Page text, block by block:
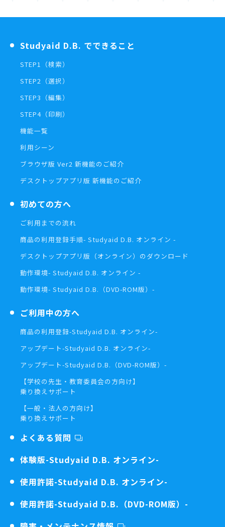
Studyaid D.B. でできること
STEP1（検索）
STEP2（選択）
STEP3（編集）
STEP4（印刷）
機能一覧
利用シーン
ブラウザ版 Ver2 新機能のご紹介
デスクトップアプリ版 新機能のご紹介
初めての方へ
ご利用までの流れ
商品の利用登録手順- Studyaid D.B. オンライン -
デスクトップアプリ版（オンライン）の ダウンロード
動作環境- Studyaid D.B. オンライン -
動作環境- Studyaid D.B.（DVD-ROM版）-
ご利用中の方へ
商品の利用登録-Studyaid D.B. オンライン-
アップデート-Studyaid D.B. オンライン-
アップデート-Studyaid D.B.（DVD-ROM版）-
【学校の先生・教育委員会の方向け】
乗り換えサポート
【一般・法人の方向け】
乗り換えサポート
よくある質問
体験版-Studyaid D.B. オンライン-
使用許諾-Studyaid D.B. オンライン-
使用許諾-Studyaid D.B.（DVD-ROM版）-